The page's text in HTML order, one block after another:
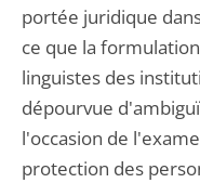
portée juridique
ce que la
linguistes des
dépourvue
l'occasion de
protection des